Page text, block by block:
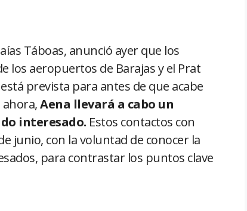
Táboas, anunció ayer que los
los aeropuertos de Barajas y el Prat
prevista para antes de que acabe
Aena llevará a cabo un
interesado. Estos contactos con
junio, con la voluntad de conocer la
para contrastar los puntos clave